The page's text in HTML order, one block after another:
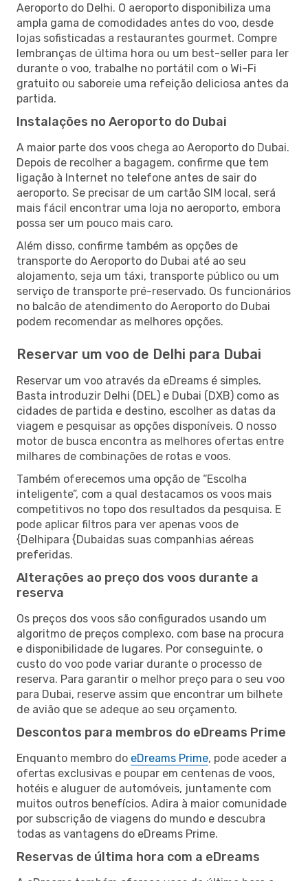
Aeroporto do Delhi. O aeroporto disponibiliza uma
ampla gama de comodidades antes do voo, desde
lojas sofisticadas a restaurantes gourmet. Compre
lembranças de última hora ou um best-seller para ler
durante o voo, trabalhe no portátil com o Wi-Fi
gratuito ou saboreie uma refeição deliciosa antes da
partida.
Instalações no Aeroporto do Dubai
A maior parte dos voos chega ao Aeroporto do Dubai.
Depois de recolher a bagagem, confirme que tem
ligação à Internet no telefone antes de sair do
aeroporto. Se precisar de um cartão SIM local, será
mais fácil encontrar uma loja no aeroporto, embora
possa ser um pouco mais caro.
Além disso, confirme também as opções de
transporte do Aeroporto do Dubai até ao seu
alojamento, seja um táxi, transporte público ou um
serviço de transporte pré-reservado. Os funcionários
no balcão de atendimento do Aeroporto do Dubai
podem recomendar as melhores opções.
Reservar um voo de Delhi para Dubai
Reservar um voo através da eDreams é simples.
Basta introduzir Delhi (DEL) e Dubai (DXB) como as
cidades de partida e destino, escolher as datas da
viagem e pesquisar as opções disponíveis. O nosso
motor de busca encontra as melhores ofertas entre
milhares de combinações de rotas e voos.
Também oferecemos uma opção de “Escolha
inteligente”, com a qual destacamos os voos mais
competitivos no topo dos resultados da pesquisa. E
pode aplicar filtros para ver apenas voos de
{Delhipara {Dubaidas suas companhias aéreas
preferidas.
Alterações ao preço dos voos durante a
reserva
Os preços dos voos são configurados usando um
algoritmo de preços complexo, com base na procura
e disponibilidade de lugares. Por conseguinte, o
custo do voo pode variar durante o processo de
reserva. Para garantir o melhor preço para o seu voo
para Dubai, reserve assim que encontrar um bilhete
de avião que se adeque ao seu orçamento.
Descontos para membros do eDreams Prime
Enquanto membro do eDreams Prime, pode aceder a
ofertas exclusivas e poupar em centenas de voos,
hotéis e aluguer de automóveis, juntamente com
muitos outros benefícios. Adira à maior comunidade
por subscrição de viagens do mundo e descubra
todas as vantagens do eDreams Prime.
Reservas de última hora com a eDreams